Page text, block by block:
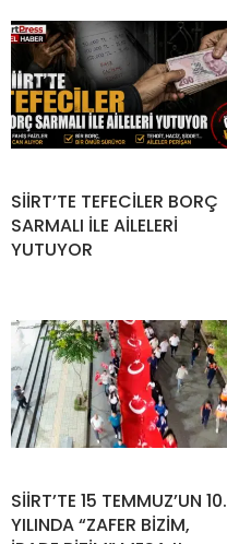
SİİRT’TE TEFECİLER BORÇ
SARMALI İLE AİLELERİ
YUTUYOR
SİİRT’TE 15 TEMMUZ’UN 10.
YILINDA “ZAFER BİZİM,